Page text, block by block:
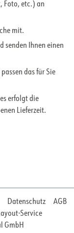
Foto, etc.) an
mit.
senden Ihnen einen
das für Sie
erfolgt die
Lieferzeit.
Datenschutz
AGB
Service
GmbH